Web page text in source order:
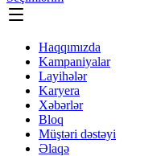
Haqqımızda
Kampaniyalar
Layihələr
Karyera
Xəbərlər
Bloq
Müştəri dəstəyi
Əlaqə